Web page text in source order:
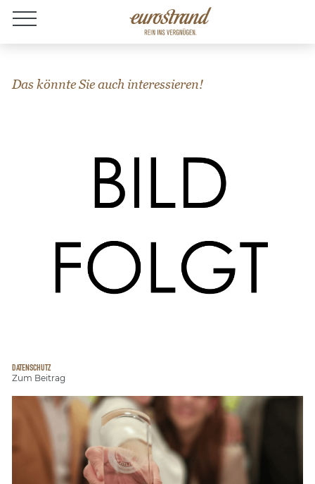
Jobs
Das könnte Sie auch interessieren!
DATENSCHUTZ
Zum Beitrag